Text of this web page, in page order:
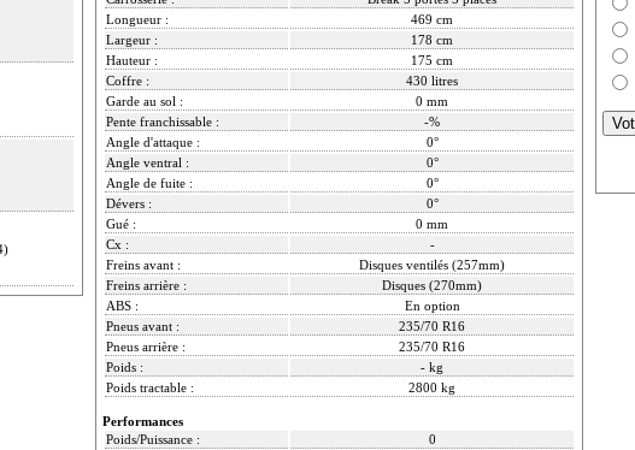
Longueur :
469 cm
Largeur :
178 cm
Hauteur :
175 cm
Coffre :
430 litres
Garde au sol :
0 mm
Pente franchissable :
-%
Angle d'attaque :
0°
Angle ventral :
0°
Angle de fuite :
0°
Dévers :
0°
Gué :
0 mm
Cx :
-
Freins avant :
Disques ventilés (257mm)
Freins arrière :
Disques (270mm)
ABS :
En option
Pneus avant :
235/70 R16
Pneus arrière :
235/70 R16
Poids :
- kg
Poids tractable :
2800 kg
Performances
Poids/Puissance :
0